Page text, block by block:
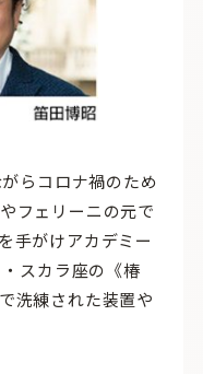
らコロナ禍のため
フェリーニの元で
手がけアカデミー
スカラ座の《椿
洗練された装置や